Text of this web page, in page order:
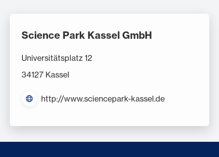
Science Park Kassel GmbH
Universitätsplatz 12
34127 Kassel
http://www.sciencepark-kassel.de